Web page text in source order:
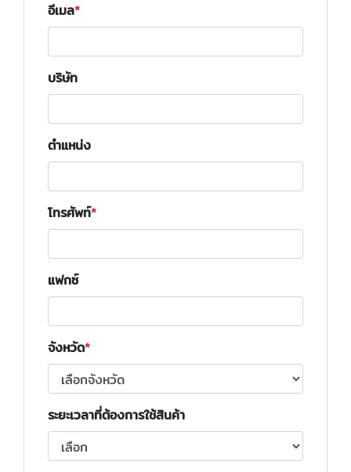
อีเมล
บริษัท
ตำแหน่ง
โทรศัพท์
แฟกซ์
จังหวัด
ระยะเวลาที่ต้องการใช้สินค้า